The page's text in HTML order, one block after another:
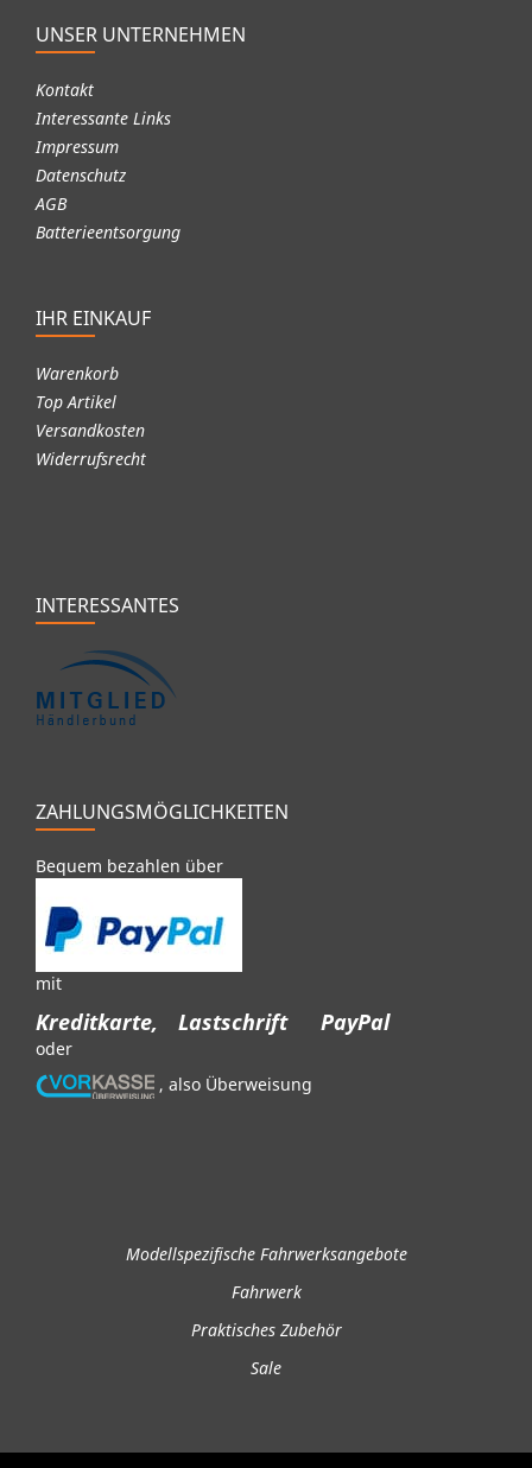
UNSER UNTERNEHMEN
Kontakt
Interessante Links
Impressum
Datenschutz
AGB
Batterieentsorgung
IHR EINKAUF
Warenkorb
Top Artikel
Versandkosten
Widerrufsrecht
INTERESSANTES
ZAHLUNGSMÖGLICHKEITEN
Bequem bezahlen über
mit
Kreditkarte, Lastschrift PayPal
oder
, also Überweisung
Modellspezifische Fahrwerksangebote
Fahrwerk
Praktisches Zubehör
Sale